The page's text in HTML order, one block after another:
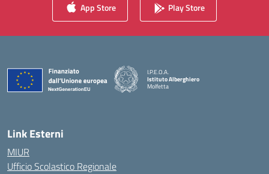
App Store Play Store
I.P.E.O.A.
Istituto Alberghiero
Molfetta
Link Esterni
MIUR
Ufficio Scolastico Regionale